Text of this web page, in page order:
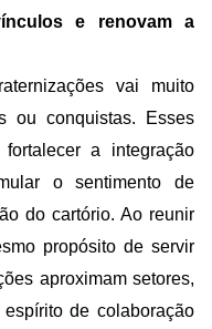
e renovam a
vai muito
ou conquistas. Esses
a integração
o sentimento de
do cartório. Ao reunir
propósito de servir
aproximam setores,
de colaboração